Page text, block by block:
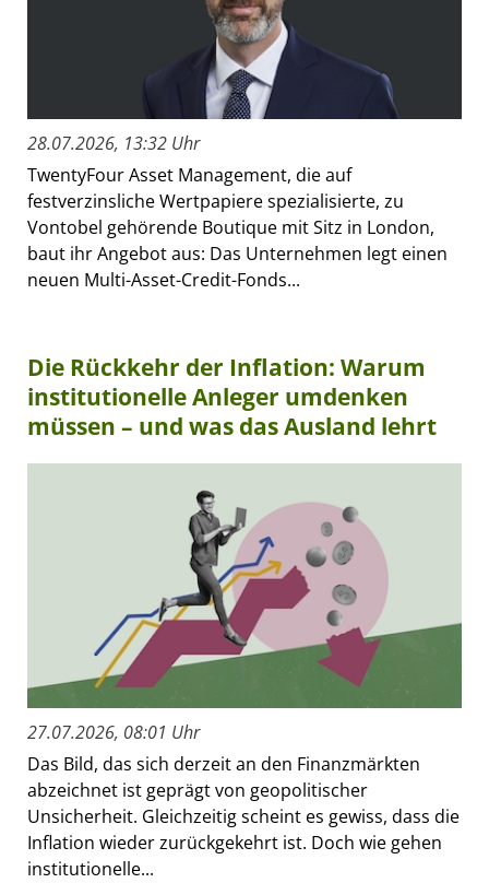
28.07.2026, 13:32 Uhr
TwentyFour Asset Management, die auf
festverzinsliche Wertpapiere spezialisierte, zu
Vontobel gehörende Boutique mit Sitz in London,
baut ihr Angebot aus: Das Unternehmen legt einen
neuen Multi-Asset-Credit-Fonds...
Die Rückkehr der Inflation: Warum
institutionelle Anleger umdenken
müssen – und was das Ausland lehrt
27.07.2026, 08:01 Uhr
Das Bild, das sich derzeit an den Finanzmärkten
abzeichnet ist geprägt von geopolitischer
Unsicherheit. Gleichzeitig scheint es gewiss, dass die
Inflation wieder zurückgekehrt ist. Doch wie gehen
institutionelle...